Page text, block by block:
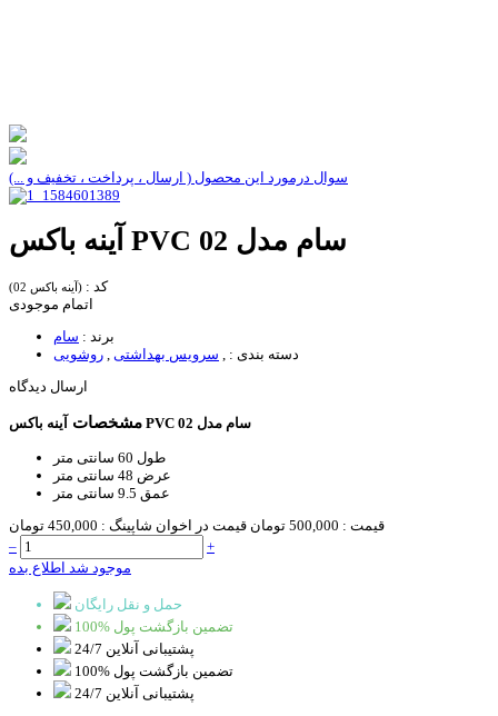
سوال درمورد این محصول ( ارسال ، پرداخت ، تخفیف و ...)
آینه باکس PVC سام مدل 02
کد : (آینه باکس 02)
اتمام موجودی
برند : سام
دسته بندی :
سرویس بهداشتی
روشویی
ارسال دیدگاه
مشخصات آینه باکس PVC سام مدل 02
طول 60 سانتی متر
عرض 48 سانتی متر
عمق 9.5 سانتی متر
قیمت : 500,000 تومان قیمت در اخوان شاپینگ : 450,000 تومان
–
+
موجود شد اطلاع بده
حمل و نقل رایگان
100% تضمین بازگشت پول
پشتیبانی آنلاین 24/7
100% تضمین بازگشت پول
پشتیبانی آنلاین 24/7